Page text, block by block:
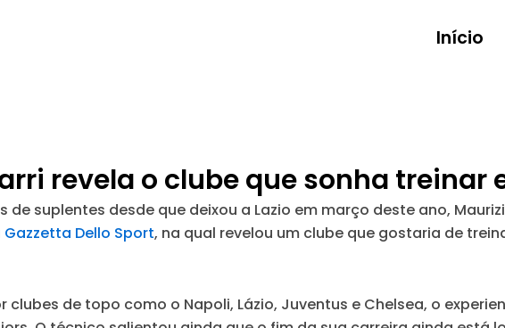
Início
revela o clube que sonha treinar
de suplentes desde que deixou a Lazio em março deste ano,
Gazzetta Dello Sport, na qual revelou um clube que gostaria de
clubes de topo como o Napoli, Lázio, Juventus e Chelsea, o